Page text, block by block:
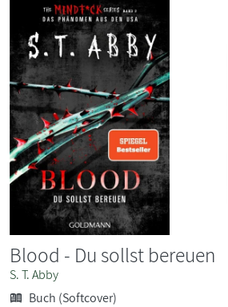
Blood - Du sollst bereuen
S. T. Abby
Buch (Softcover)